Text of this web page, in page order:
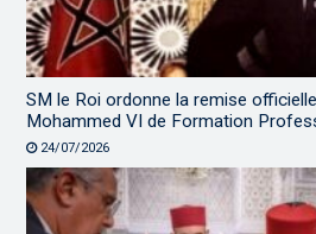
SM le Roi ordonne la remise
Mohammed VI de Formation
24/07/2026